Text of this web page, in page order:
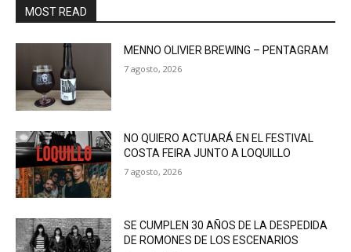
MOST READ
MENNO OLIVIER BREWING – PENTAGRAM
7 agosto, 2026
NO QUIERO ACTUARÁ EN EL FESTIVAL
COSTA FEIRA JUNTO A LOQUILLO
7 agosto, 2026
SE CUMPLEN 30 AÑOS DE LA DESPEDIDA
DE ROMONES DE LOS ESCENARIOS